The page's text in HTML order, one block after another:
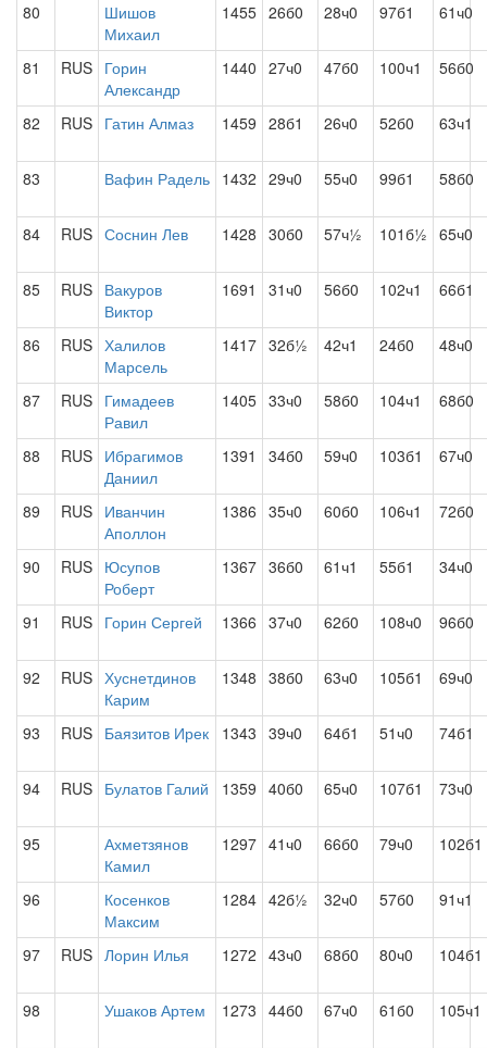
80
Шишов
Михаил
1455 26б0 28ч0 97б1 61ч0
81 RUS Горин
Александр
1440 27ч0 47б0 100ч1 56б0
82 RUS Гатин Алмаз 1459 28б1 26ч0 52б0 63ч1
83 Вафин Радель 1432 29ч0 55ч0 99б1 58б0
84 RUS Соснин Лев 1428 30б0 57ч½ 101б½ 65ч0
85 RUS Вакуров
Виктор
1691 31ч0 56б0 102ч1 66б1
86 RUS Халилов
Марсель
1417 32б½ 42ч1 24б0 48ч0
87 RUS Гимадеев
Равил
1405 33ч0 58б0 104ч1 68б0
88 RUS Ибрагимов
Даниил
1391 34б0 59ч0 103б1 67ч0
89 RUS Иванчин
Аполлон
1386 35ч0 60б0 106ч1 72б0
90 RUS Юсупов
Роберт
1367 36б0 61ч1 55б1 34ч0
91 RUS Горин Сергей 1366 37ч0 62б0 108ч0 96б0
92 RUS Хуснетдинов
Карим
1348 38б0 63ч0 105б1 69ч0
93 RUS Баязитов Ирек 1343 39ч0 64б1 51ч0 74б1
94 RUS Булатов Галий 1359 40б0 65ч0 107б1 73ч0
95
Ахметзянов
Камил
1297 41ч0 66б0 79ч0 102б1
96
Косенков
Максим
1284 42б½ 32ч0 57б0 91ч1
97 RUS Лорин Илья 1272 43ч0 68б0 80ч0 104б1
98 Ушаков Артем 1273 44б0 67ч0 61б0 105ч1